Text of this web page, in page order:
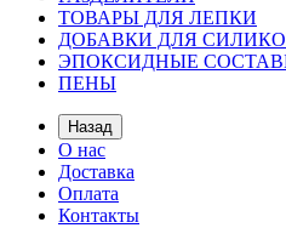
ТОВАРЫ ДЛЯ ЛЕПКИ
ДОБАВКИ ДЛЯ
ЭПОКСИДНЫЕ
ПЕНЫ
Назад
О нас
Доставка
Оплата
Контакты